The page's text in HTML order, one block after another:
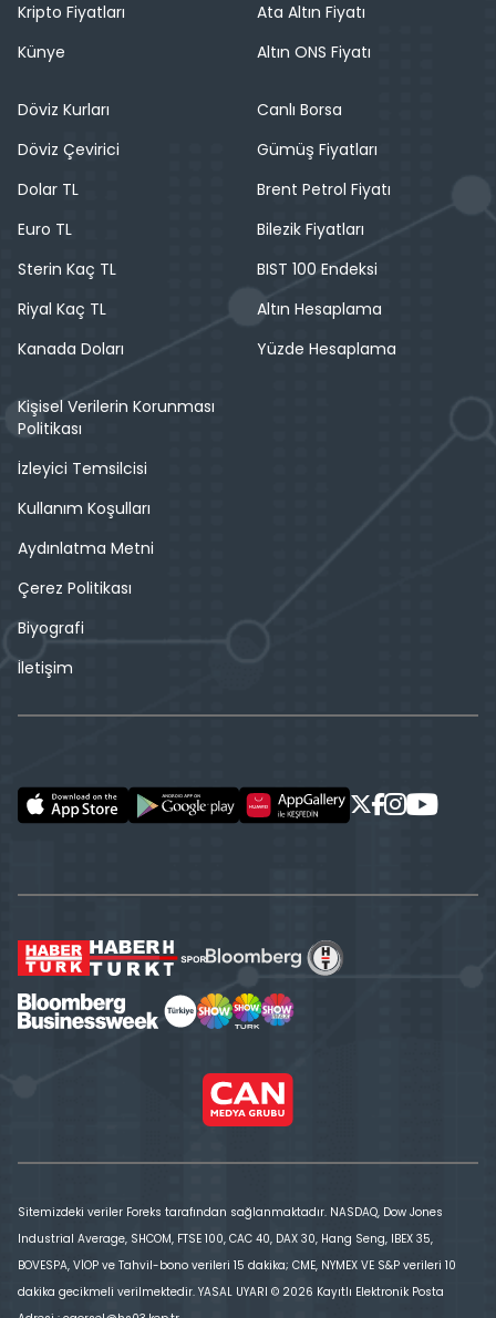
Kripto Fiyatları
Künye
Ata Altın Fiyatı
Altın ONS Fiyatı
Döviz Kurları
Döviz Çevirici
Dolar TL
Euro TL
Sterin Kaç TL
Riyal Kaç TL
Kanada Doları
Canlı Borsa
Gümüş Fiyatları
Brent Petrol Fiyatı
Bilezik Fiyatları
BIST 100 Endeksi
Altın Hesaplama
Yüzde Hesaplama
Kişisel Verilerin Korunması
Politikası
İzleyici Temsilcisi
Kullanım Koşulları
Aydınlatma Metni
Çerez Politikası
Biyografi
İletişim
Sitemizdeki veriler Foreks tarafından sağlanmaktadır. NASDAQ, Dow Jones
Industrial Average, SHCOM, FTSE 100, CAC 40, DAX 30, Hang Seng, IBEX 35,
BOVESPA, VİOP ve Tahvil-bono verileri 15 dakika; CME, NYMEX VE S&P verileri 10
dakika gecikmeli verilmektedir. YASAL UYARI © 2026 Kayıtlı Elektronik Posta